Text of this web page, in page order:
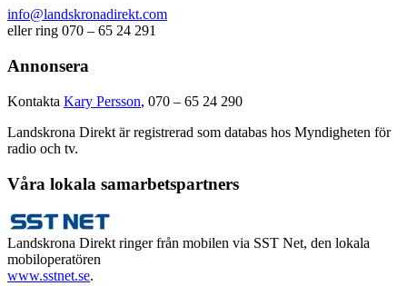
info@landskronadirekt.com
eller ring 070 – 65 24 291
Annonsera
Kontakta Kary Persson, 070 – 65 24 290
Landskrona Direkt är registrerad som databas hos Myndigheten för
radio och tv.
Våra lokala samarbetspartners
Landskrona Direkt ringer från mobilen via SST Net, den lokala
mobiloperatören
www.sstnet.se.